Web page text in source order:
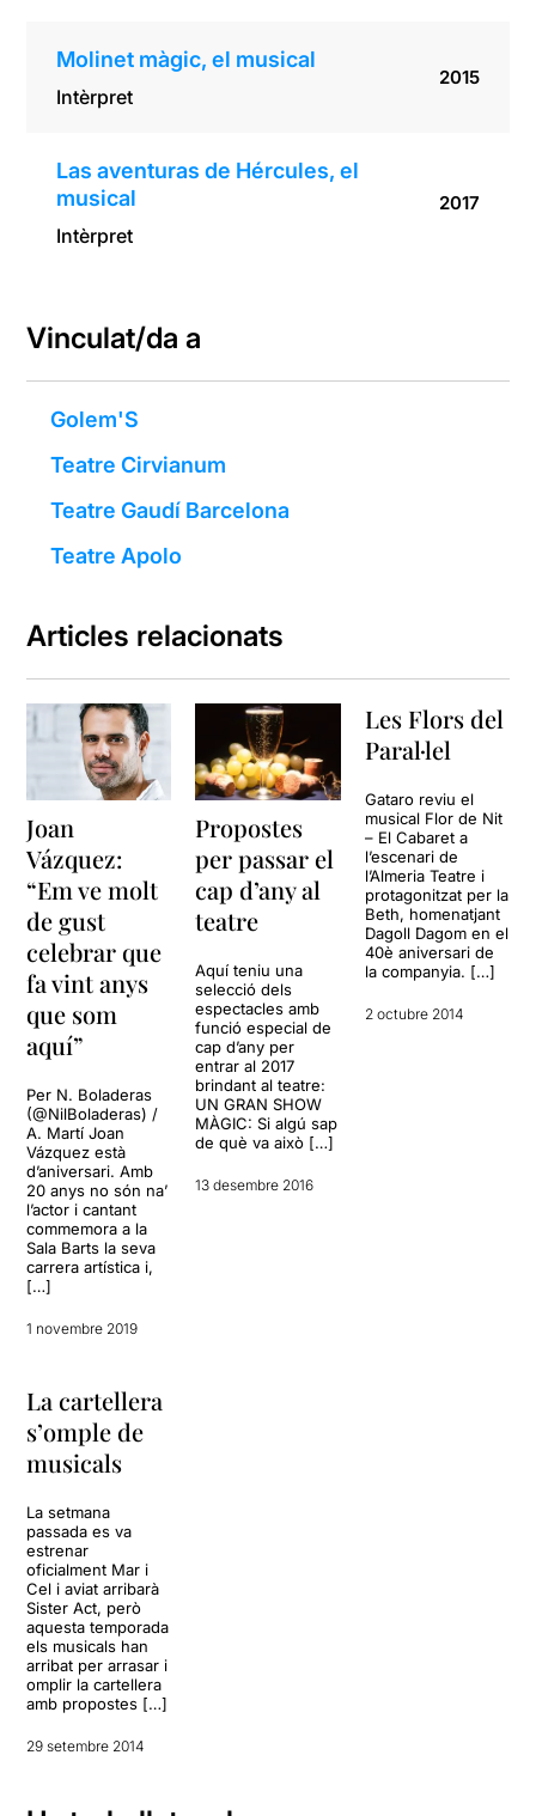
Molinet màgic, el musical
Intèrpret
2015
Las aventuras de Hércules, el
musical
Intèrpret
2017
Vinculat/da a
Golem'S
Teatre Cirvianum
Teatre Gaudí Barcelona
Teatre Apolo
Articles relacionats
Joan
Vázquez:
“Em ve molt
de gust
celebrar que
fa vint anys
que som
aquí”
Per N. Boladeras
(@NilBoladeras) /
A. Martí Joan
Vázquez està
d’aniversari. Amb
20 anys no són na’
l’actor i cantant
commemora a la
Sala Barts la seva
carrera artística i,
[…]
1 novembre 2019
Propostes
per passar el
cap d’any al
teatre
Aquí teniu una
selecció dels
espectacles amb
funció especial de
cap d’any per
entrar al 2017
brindant al teatre:
UN GRAN SHOW
MÀGIC: Si algú sap
de què va això […]
13 desembre 2016
Les Flors del
Paral·lel
Gataro reviu el
musical Flor de Nit
– El Cabaret a
l’escenari de
l’Almeria Teatre i
protagonitzat per la
Beth, homenatjant
Dagoll Dagom en el
40è aniversari de
la companyia. […]
2 octubre 2014
La cartellera
s’omple de
musicals
La setmana
passada es va
estrenar
oficialment Mar i
Cel i aviat arribarà
Sister Act, però
aquesta temporada
els musicals han
arribat per arrasar i
omplir la cartellera
amb propostes […]
29 setembre 2014